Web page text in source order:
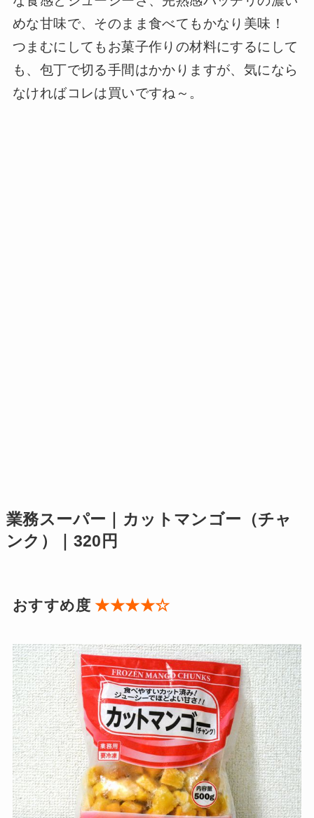
めな甘味で、そのまま食べてもかなり美味！
つまむにしてもお菓子作りの材料にするにして
も、包丁で切る手間はかかりますが、気になら
なければコレは買いですね～。
業務スーパー｜カットマンゴー（チャ
ンク）｜320円
おすすめ度★★★★☆